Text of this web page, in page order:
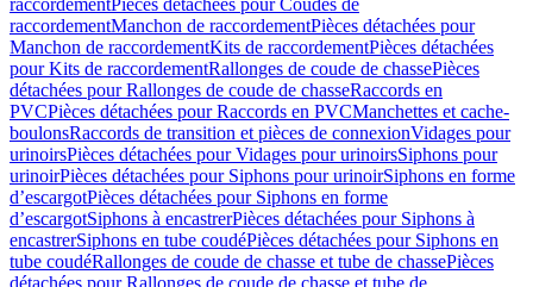
raccordementPièces détachées pour Coudes de
raccordementManchon de raccordementPièces détachées pour
Manchon de raccordementKits de raccordementPièces détachées
pour Kits de raccordementRallonges de coude de chassePièces
détachées pour Rallonges de coude de chasseRaccords en
PVCPièces détachées pour Raccords en PVCManchettes et cache-
boulonsRaccords de transition et pièces de connexionVidages pour
urinoirsPièces détachées pour Vidages pour urinoirsSiphons pour
urinoirPièces détachées pour Siphons pour urinoirSiphons en forme
d’escargotPièces détachées pour Siphons en forme
d’escargotSiphons à encastrerPièces détachées pour Siphons à
encastrerSiphons en tube coudéPièces détachées pour Siphons en
tube coudéRallonges de coude de chasse et tube de chassePièces
détachées pour Rallonges de coude de chasse et tube de